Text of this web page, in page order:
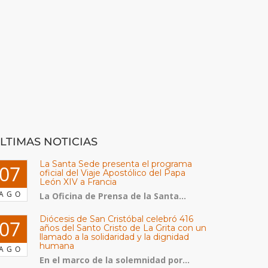
NOTICIAS
La Santa Sede presenta el programa
oficial del Viaje Apostólico del Papa
León XIV a Francia
La Oficina de Prensa de la Santa...
Diócesis de San Cristóbal celebró 416
años del Santo Cristo de La Grita con un
llamado a la solidaridad y la dignidad
humana
En el marco de la solemnidad por...